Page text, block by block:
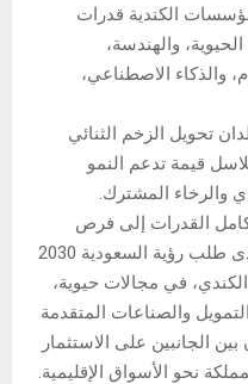
الكندية قدرات
والهندسة،
والذكاء الاصطناعي،
تحويل الزخم الثنائي
قيمة تدعم النمو
والرخاء المشترك.
القدرات إلى فرص
استثمارية عملية، حيث يربط المنتدى طلب رؤية السعودية 2030
الكندي، في مجالات حيوية،
والصناعات المتقدمة
الجانبين على الاستثمار
نحو الأسواق الإقليمية.